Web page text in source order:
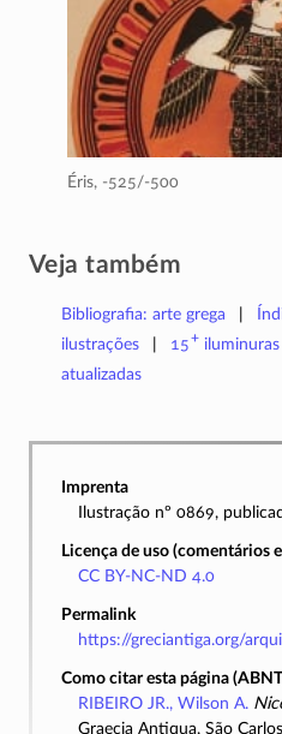
Éris, -525/-500
Veja também
Bibliografia: arte grega
ilustrações
15+ iluminuras
atualizadas
Imprenta
Ilustração nº 0869,
Licença de uso (comentários
CC BY-NC-ND 4.0
Permalink
https://greciantiga.org/
Como citar esta página
RIBEIRO JR., Wilson A.
Graecia Antiqua, São